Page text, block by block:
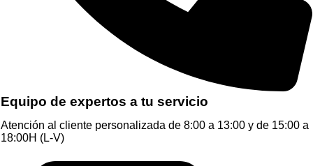
Equipo de expertos a tu servicio
Atención al cliente personalizada de 8:00 a 13:00 y de 15:00 a
18:00H (L-V)